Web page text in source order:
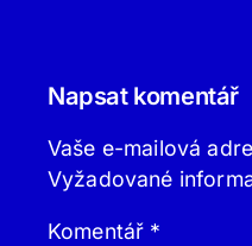
Napsat komentář
Vaše e-mailová
Vyžadované
Komentář *